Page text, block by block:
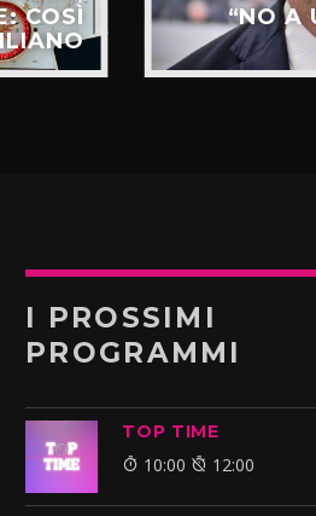
COSÌ
“NO A
I PROSSIMI
PROGRAMMI
TOP TIME
10:00 12:00